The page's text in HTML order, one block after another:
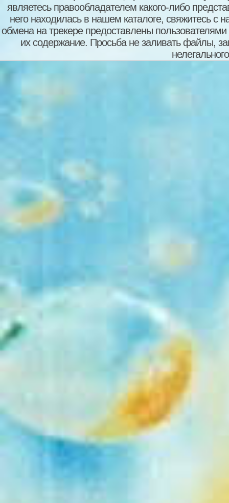
являетесь правообладателем какого-либо
него находилась в нашем каталоге, свяжитесь
обмена на трекере предоставлены пользователями
их содержание. Просьба не заливать файлы,